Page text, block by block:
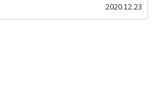
2020.12.23